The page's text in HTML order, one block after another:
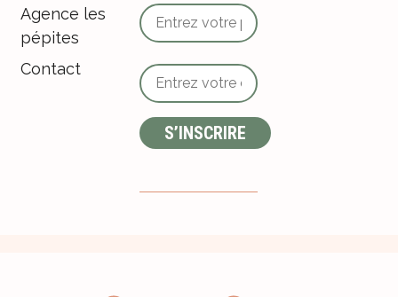
Agence les
pépites
Contact